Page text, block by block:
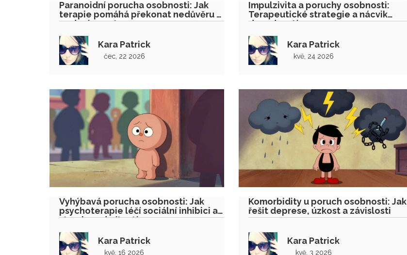
Paranoidní porucha osobnosti: Jak
terapie pomáhá překonat nedůvěru a
podezíravost
Kara Patrick
čec, 22 2026
Impulzivita a poruchy osobnosti:
Terapeutické strategie a nácvik
dovedností
Kara Patrick
kvě, 24 2026
Vyhýbavá porucha osobnosti: Jak
psychoterapie léčí sociální inhibici a
strach z odmítnutí
Kara Patrick
kvě, 16 2026
Komorbidity u poruch osobnosti: Jak
řešit deprese, úzkost a závislosti
Kara Patrick
kvě, 3 2026